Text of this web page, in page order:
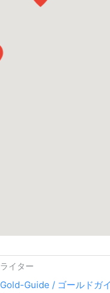
ライター
Gold-Guide / ゴールドガ